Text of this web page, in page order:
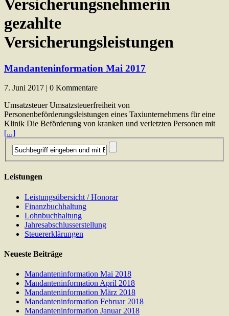
Versicherungsnehmerin
gezahlte
Versicherungsleistungen
Mandanteninformation Mai 2017
7. Juni 2017 | 0 Kommentare
Umsatzsteuer Umsatzsteuerfreiheit von
Personenbeförderungsleistungen eines Taxiunternehmens für eine
Klinik Die Beförderung von kranken und verletzten Personen mit
[...]
Leistungen
Leistungsübersicht / Honorar
Finanzbuchhaltung
Lohnbuchhaltung
Jahresabschlusserstellung
Steuererklärungen
Neueste Beiträge
Mandanteninformation Mai 2018
Mandanteninformation April 2018
Mandanteninformation März 2018
Mandanteninformation Februar 2018
Mandanteninformation Januar 2018